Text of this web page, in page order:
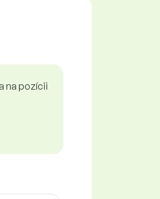
na pozícii